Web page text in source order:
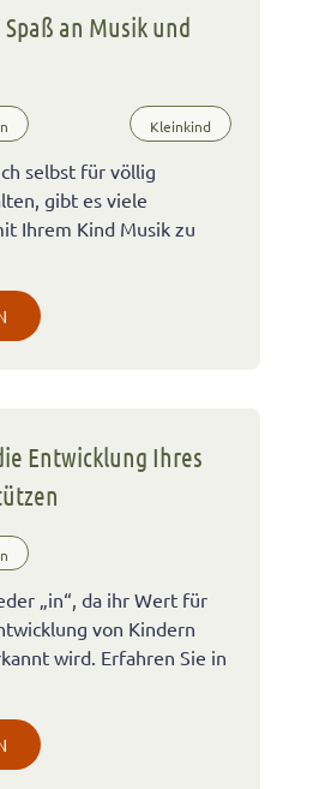
an Musik und
Kleinkind
selbst für völlig
gibt es viele
Ihrem Kind Musik zu
Entwicklung Ihres
„in“, da ihr Wert für
von Kindern
wird. Erfahren Sie in